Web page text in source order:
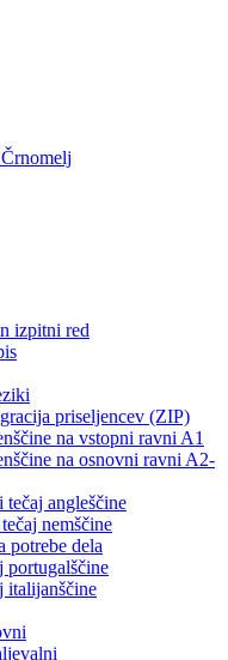
izpitni red
priseljencev (ZIP)
na vstopni ravni A1
na osnovni ravni A2-
angleščine
nemščine
potrebe dela
portugalščine
italijanščine